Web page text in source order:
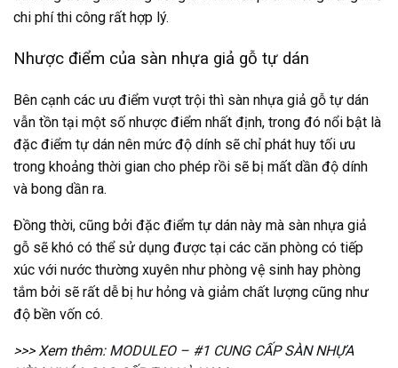
chi phí thi công rất hợp lý.
Nhược điểm của sàn nhựa giả gỗ tự dán
Bên cạnh các ưu điểm vượt trội thì sàn nhựa giả gỗ tự dán
vẫn tồn tại một số nhược điểm nhất định, trong đó nổi bật là
đặc điểm tự dán nên mức độ dính sẽ chỉ phát huy tối ưu
trong khoảng thời gian cho phép rồi sẽ bị mất dần độ dính
và bong dần ra.
Đồng thời, cũng bởi đặc điểm tự dán này mà sàn nhựa giả
gỗ sẽ khó có thể sử dụng được tại các căn phòng có tiếp
xúc với nước thường xuyên như phòng vệ sinh hay phòng
tắm bởi sẽ rất dễ bị hư hỏng và giảm chất lượng cũng như
độ bền vốn có.
>>> Xem thêm: MODULEO – #1 CUNG CẤP SÀN NHỰA